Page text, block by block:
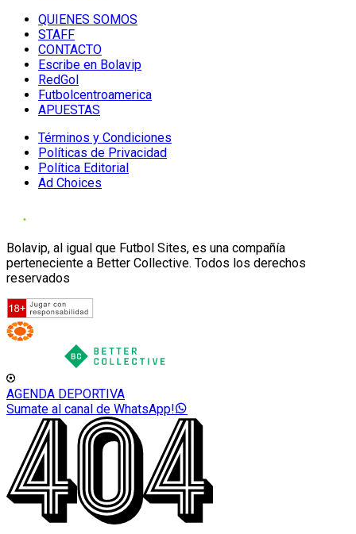
QUIENES SOMOS
STAFF
CONTACTO
Escribe en Bolavip
RedGol
Futbolcentroamerica
APUESTAS
Términos y Condiciones
Políticas de Privacidad
Política Editorial
Ad Choices
Bolavip, al igual que Futbol Sites, es una compañía
perteneciente a Better Collective. Todos los derechos
reservados
AGENDA DEPORTIVA
Sumate al canal de WhatsApp!